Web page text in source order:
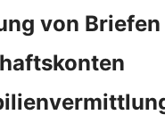
von